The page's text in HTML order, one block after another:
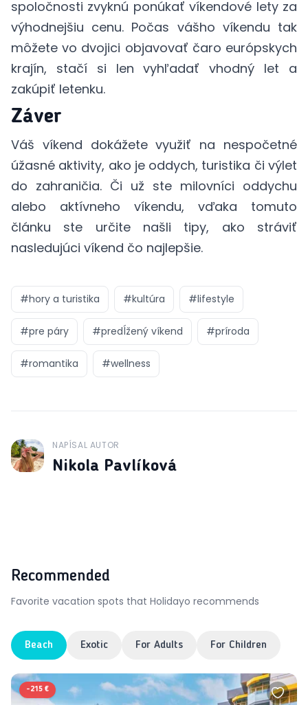
spoločnosti zvyknú ponúkať víkendové lety za
výhodnejšiu cenu. Počas vášho víkendu tak
môžete vo dvojici objavovať čaro európskych
krajín, stačí si len vyhľadať vhodný let a
zakúpiť letenku.
Záver
Váš víkend dokážete využiť na nespočetné
úžasné aktivity, ako je oddych, turistika či výlet
do zahraničia. Či už ste milovníci oddychu
alebo aktívneho víkendu, vďaka tomuto
článku ste určite našli tipy, ako stráviť
nasledujúci víkend čo najlepšie.
#hory a turistika #kultúra #lifestyle
#pre páry #predĺžený víkend #príroda
#romantika #wellness
J
NAPÍSAL AUTOR
Nikola Pavlíková
Recommended
Favorite vacation spots that Holidayo recommends
Beach Exotic For Adults For Children
-215 €